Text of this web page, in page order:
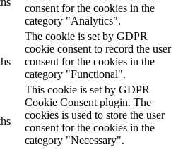
consent for the cookies in the
category "Analytics".
The cookie is set by GDPR
cookie consent to record the user
consent for the cookies in the
category "Functional".
This cookie is set by GDPR
Cookie Consent plugin. The
cookies is used to store the user
consent for the cookies in the
category "Necessary".